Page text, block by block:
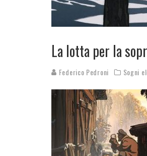
La lotta per la
Federico Pedroni Sogni